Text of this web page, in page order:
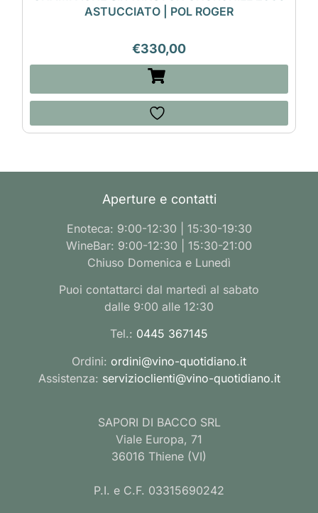
ASTUCCIATO | POL ROGER
€330,00
Aperture e contatti
Enoteca: 9:00-12:30 | 15:30-19:30
WineBar: 9:00-12:30 | 15:30-21:00
Chiuso Domenica e Lunedì
Puoi contattarci dal martedì al sabato
dalle 9:00 alle 12:30
Tel.: 0445 367145
Ordini: ordini@vino-quotidiano.it
Assistenza: servizioclienti@vino-quotidiano.it
SAPORI DI BACCO SRL
Viale Europa, 71
36016 Thiene (VI)
P.I. e C.F. 03315690242